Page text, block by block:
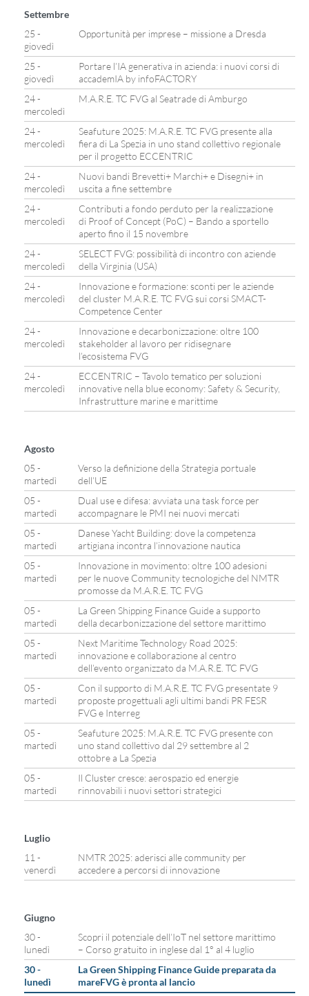
Settembre
25 -
giovedì
Opportunità per imprese – missione a Dresda
25 -
giovedì
Portare l’IA generativa in azienda: i nuovi corsi di
accademIA by infoFACTORY
24 -
mercoledì
M.A.R.E. TC FVG al Seatrade di Amburgo
24 -
mercoledì
Seafuture 2025: M.A.R.E. TC FVG presente alla
fiera di La Spezia in uno stand collettivo regionale
per il progetto ECCENTRIC
24 -
mercoledì
Nuovi bandi Brevetti+ Marchi+ e Disegni+ in
uscita a fine settembre
24 -
mercoledì
Contributi a fondo perduto per la realizzazione
di Proof of Concept (PoC) – Bando a sportello
aperto fino il 15 novembre
24 -
mercoledì
SELECT FVG: possibilità di incontro con aziende
della Virginia (USA)
24 -
mercoledì
Innovazione e formazione: sconti per le aziende
del cluster M.A.R.E. TC FVG sui corsi SMACT-
Competence Center
24 -
mercoledì
Innovazione e decarbonizzazione: oltre 100
stakeholder al lavoro per ridisegnare
l’ecosistema FVG
24 -
mercoledì
ECCENTRIC – Tavolo tematico per soluzioni
innovative nella blue economy: Safety & Security,
Infrastrutture marine e marittime
Agosto
05 -
martedì
Verso la definizione della Strategia portuale
dell’UE
05 -
martedì
Dual use e difesa: avviata una task force per
accompagnare le PMI nei nuovi mercati
05 -
martedì
Danese Yacht Building: dove la competenza
artigiana incontra l’innovazione nautica
05 -
martedì
Innovazione in movimento: oltre 100 adesioni
per le nuove Community tecnologiche del NMTR
promosse da M.A.R.E. TC FVG
05 -
martedì
La Green Shipping Finance Guide a supporto
della decarbonizzazione del settore marittimo
05 -
martedì
Next Maritime Technology Road 2025:
innovazione e collaborazione al centro
dell’evento organizzato da M.A.R.E. TC FVG
05 -
martedì
Con il supporto di M.A.R.E. TC FVG presentate 9
proposte progettuali agli ultimi bandi PR FESR
FVG e Interreg
05 -
martedì
Seafuture 2025: M.A.R.E. TC FVG presente con
uno stand collettivo dal 29 settembre al 2
ottobre a La Spezia
05 -
martedì
Il Cluster cresce: aerospazio ed energie
rinnovabili i nuovi settori strategici
Luglio
11 -
venerdì
NMTR 2025: aderisci alle community per
accedere a percorsi di innovazione
Giugno
30 -
lunedì
Scopri il potenziale dell’IoT nel settore marittimo
– Corso gratuito in inglese dal 1° al 4 luglio
30 -
lunedì
La Green Shipping Finance Guide preparata da
mareFVG è pronta al lancio